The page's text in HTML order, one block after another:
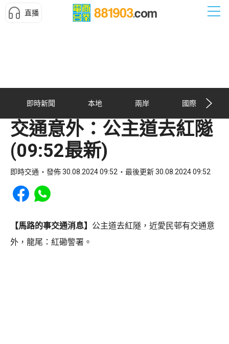
直播
即時新聞 本地 兩岸 國際
交通意外：公主道去紅隧
(09:52最新)
即時交通 發佈 30.08.2024 09:52 最後更新 30.08.2024 09:52
Share to Facebook
Share to WhatsApp
【馬路的事交通消息】 公主道去紅隧，近愛民邨有交通意
外，龍尾：紅磡警署。